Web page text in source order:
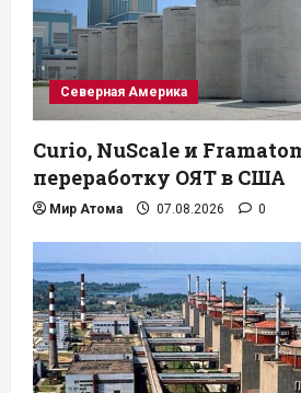
Северная Америка
Curio, NuScale и
переработку ОЯТ в США
Мир Атома 07.08.2026 0